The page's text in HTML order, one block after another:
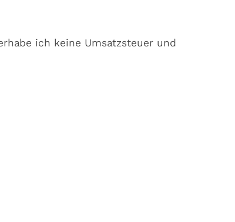
ich keine Umsatzsteuer und